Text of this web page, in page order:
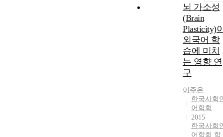
뇌 가소성
(Brain
Plasticity)
외국어 학
습에 미치
는 영향 연
구
이주은
한국사회
어학회
2015
한국사회
어학회 학